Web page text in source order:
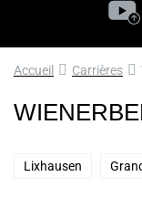
Accueil Carrières
Lixhausen